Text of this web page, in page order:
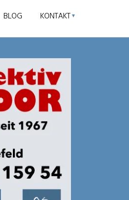
BLOG KONTAKT ▼